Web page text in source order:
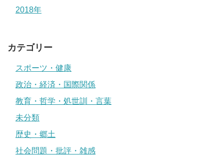
2018年
カテゴリー
スポーツ・健康
政治・経済・国際関係
教育・哲学・処世訓・言葉
未分類
歴史・郷土
社会問題・批評・雑感